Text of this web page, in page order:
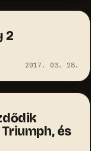
2
2017. 03. 28.
és